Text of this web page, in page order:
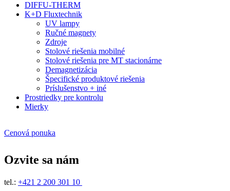
DIFFU-THERM
K+D Fluxtechnik
UV lampy
Ručné magnety
Zdroje
Stolové riešenia mobilné
Stolové riešenia pre MT stacionárne
Demagnetizácia
Špecifické produktové riešenia
Príslušenstvo + iné
Prostriedky pre kontrolu
Mierky
Cenová ponuka
Ozvite sa nám
tel.: +421 2 200 301 10